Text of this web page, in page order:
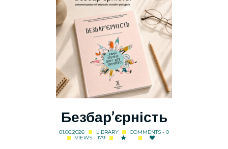
Безбар’єрність
01.06.2026 LIBRARY
COMMENTS - 0
VIEWS - 179